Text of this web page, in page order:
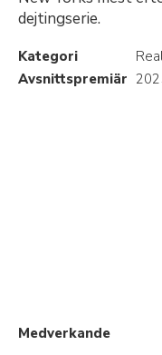
dejtingserie.
Kategori
Avsnittspremiär
Medverkande